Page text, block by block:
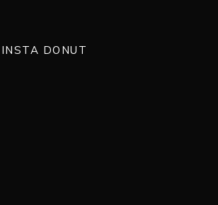
INSTA DONUT